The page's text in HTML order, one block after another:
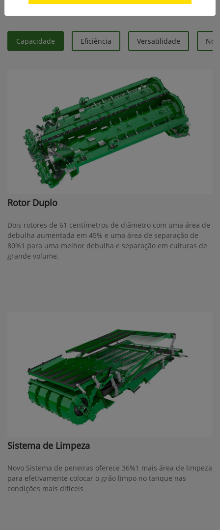
Capacidade Eficiência Versatilidade
Rotor Duplo
Dois rotores de 61 centímetros de diâmetro com uma área de
debulha aumentada em 45% e uma área de separação de
80%1 para uma melhor debulha e separação em culturas de
grande volume.
Sistema de Limpeza
Novo Sistema de peneiras oferece 36%1 mais área de limpeza
para efetivamente colocar o grão limpo no tanque nas
condições mais difíceis